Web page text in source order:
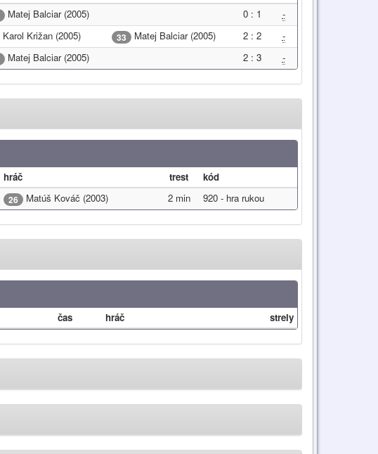
Matej Balciar (2005) 0 : 1
-
Karol Križan (2005) 33 Matej Balciar (2005) 2 : 2
-
Matej Balciar (2005) 2 : 3 -
hráč trest
kód
26 Matúš Kováč (2003) 2 min 920 - hra rukou
čas hráč strely